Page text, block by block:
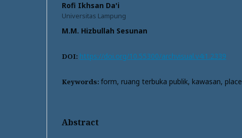
Rofi Ikhsan Da'i
Universitas Lampung
M.M. Hizbullah Sesunan
DOI: https://doi.org/10.55300/archvisual.v4i1.2339
Keywords: form, ruang terbuka publik, kawasan, place
Abstract